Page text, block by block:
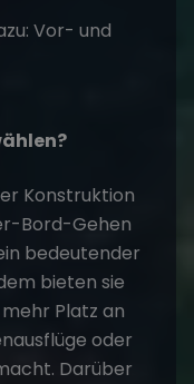
Vor- und
Konstruktion
Bord-Gehen
bedeutender
bieten sie
Platz an
oder
Darüber